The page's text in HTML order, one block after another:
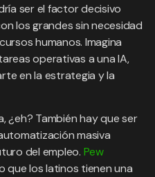
ser el factor decisivo
los grandes sin necesidad
humanos. Imagina
operativas a una IA,
en la estrategia y la
¿eh? También hay que ser
masiva
del empleo. Pew
que los latinos tienen una